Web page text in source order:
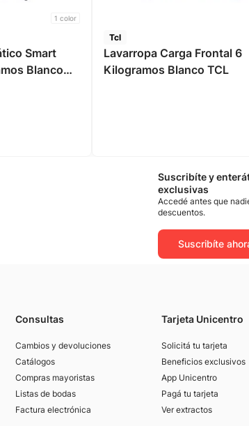
1 color
Smart
Blanco
Tcl
Lavarropa Carga Frontal 6
Kilogramos Blanco TCL
Suscribíte y
exclusivas
Accedé antes que
descuentos.
Suscribíte
Consultas
Cambios y devoluciones
Catálogos
Compras mayoristas
Listas de bodas
Factura electrónica
Tarjeta Unicentro
Solicitá tu tarjeta
Beneficios exclusivos
App Unicentro
Pagá tu tarjeta
Ver extractos